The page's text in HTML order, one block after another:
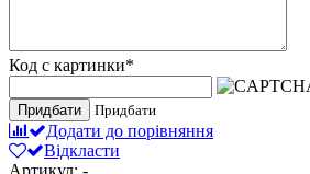
Код с картинки*
Придбати Придбати
Додати до порівняння
Відкласти